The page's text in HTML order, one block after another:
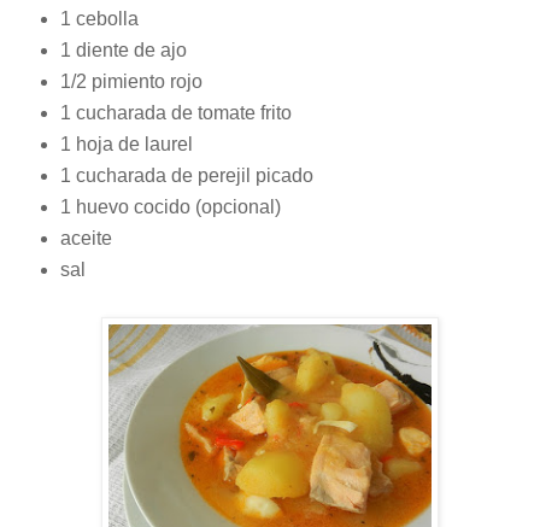
1 cebolla
1 diente de ajo
1/2 pimiento rojo
1 cucharada de tomate frito
1 hoja de laurel
1 cucharada de perejil picado
1 huevo cocido (opcional)
aceite
sal